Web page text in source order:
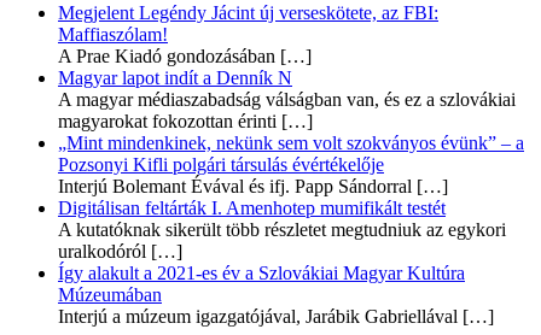
Megjelent Legéndy Jácint új verseskötete, az FBI:
Maffiaszólam!
A Prae Kiadó gondozásában […]
Magyar lapot indít a Denník N
A magyar médiaszabadság válságban van, és ez a szlovákiai
magyarokat fokozottan érinti […]
„Mint mindenkinek, nekünk sem volt szokványos évünk” – a
Pozsonyi Kifli polgári társulás évértékelője
Interjú Bolemant Évával és ifj. Papp Sándorral […]
Digitálisan feltárták I. Amenhotep mumifikált testét
A kutatóknak sikerült több részletet megtudniuk az egykori
uralkodóról […]
Így alakult a 2021-es év a Szlovákiai Magyar Kultúra
Múzeumában
Interjú a múzeum igazgatójával, Jarábik Gabriellával […]